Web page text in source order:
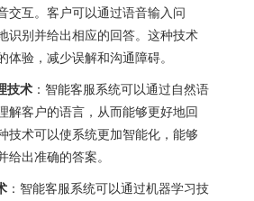
交互。客户可以通过语音输入问
识别并给出相应的回答。这种技术
体验，减少误解和沟通障碍。
技术 ：智能客服系统可以通过自然语
解客户的语言，从而能够更好地回
技术可以使系统更加智能化，能够
出准确的答案。
：智能客服系统可以通过机器学习技